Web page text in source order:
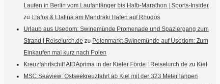
Laufen in Berlin vom Laufanfänger bis Halb-Marathon | Sports-Insider
zu Elafos & Elafina am Mandraki Hafen auf Rhodos
Urlaub aus Usedom: Swinemünde Promenade und Spaziergang zum
Strand | Reiselurch.de zu Polenmarkt Swinemünde auf Usedom: Zum
Einkaufen mal kurz nach Polen
Kreuzfahrtschiff AIDAprima in der Kieler Förde | Reiselurch.de zu Kiel
MSC Seaview: Ostseekreuzfahrt ab Kiel mit der 323 Meter langen